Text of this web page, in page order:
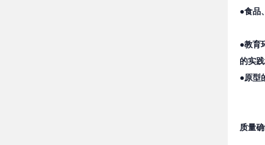
●食品
●教育
的实
●原型
质量